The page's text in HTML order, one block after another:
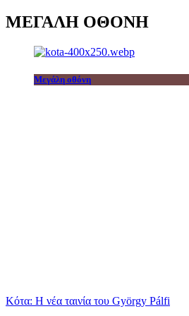
ΜΕΓΑΛΗ ΟΘΟΝΗ
Μεγάλη οθόνη
Κότα: Η νέα ταινία του György Pálfi